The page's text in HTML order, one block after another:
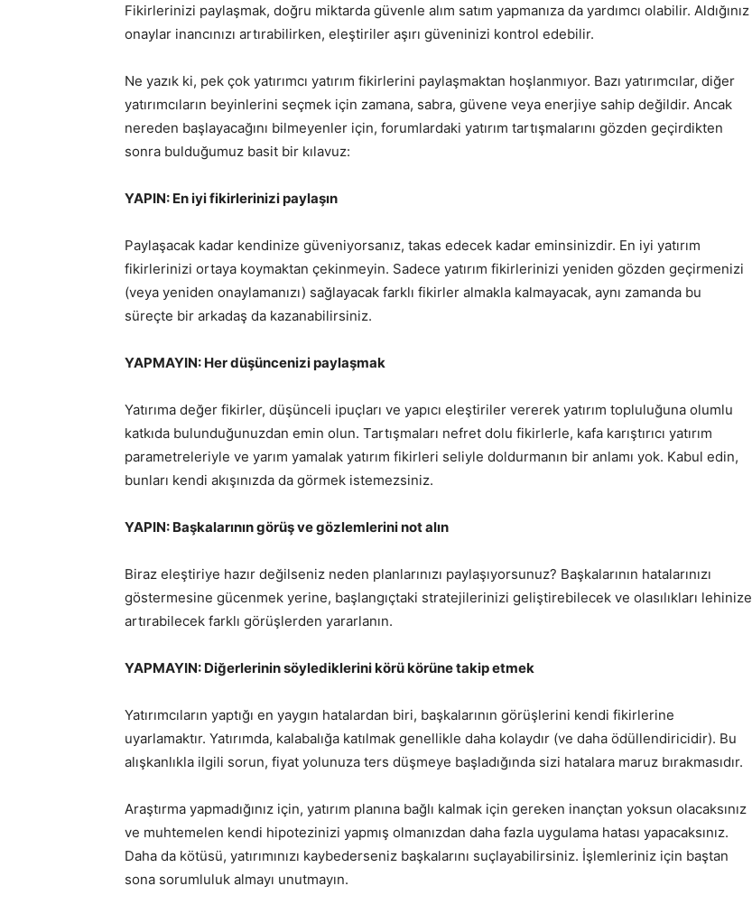
Fikirlerinizi paylaşmak, doğru miktarda güvenle alım satım yapmanıza da yardımcı olabilir. Aldığınız
onaylar inancınızı artırabilirken, eleştiriler aşırı güveninizi kontrol edebilir.
Ne yazık ki, pek çok yatırımcı yatırım fikirlerini paylaşmaktan hoşlanmıyor. Bazı yatırımcılar, diğer
yatırımcıların beyinlerini seçmek için zamana, sabra, güvene veya enerjiye sahip değildir. Ancak
nereden başlayacağını bilmeyenler için, forumlardaki yatırım tartışmalarını gözden geçirdikten
sonra bulduğumuz basit bir kılavuz:
YAPIN: En iyi fikirlerinizi paylaşın
Paylaşacak kadar kendinize güveniyorsanız, takas edecek kadar eminsinizdir. En iyi yatırım
fikirlerinizi ortaya koymaktan çekinmeyin. Sadece yatırım fikirlerinizi yeniden gözden geçirmenizi
(veya yeniden onaylamanızı) sağlayacak farklı fikirler almakla kalmayacak, aynı zamanda bu
süreçte bir arkadaş da kazanabilirsiniz.
YAPMAYIN: Her düşüncenizi paylaşmak
Yatırıma değer fikirler, düşünceli ipuçları ve yapıcı eleştiriler vererek yatırım topluluğuna olumlu
katkıda bulunduğunuzdan emin olun. Tartışmaları nefret dolu fikirlerle, kafa karıştırıcı yatırım
parametreleriyle ve yarım yamalak yatırım fikirleri seliyle doldurmanın bir anlamı yok. Kabul edin,
bunları kendi akışınızda da görmek istemezsiniz.
YAPIN: Başkalarının görüş ve gözlemlerini not alın
Biraz eleştiriye hazır değilseniz neden planlarınızı paylaşıyorsunuz? Başkalarının hatalarınızı
göstermesine gücenmek yerine, başlangıçtaki stratejilerinizi geliştirebilecek ve olasılıkları lehinize
artırabilecek farklı görüşlerden yararlanın.
YAPMAYIN: Diğerlerinin söylediklerini körü körüne takip etmek
Yatırımcıların yaptığı en yaygın hatalardan biri, başkalarının görüşlerini kendi fikirlerine
uyarlamaktır. Yatırımda, kalabalığa katılmak genellikle daha kolaydır (ve daha ödüllendiricidir). Bu
alışkanlıkla ilgili sorun, fiyat yolunuza ters düşmeye başladığında sizi hatalara maruz bırakmasıdır.
Araştırma yapmadığınız için, yatırım planına bağlı kalmak için gereken inançtan yoksun olacaksınız
ve muhtemelen kendi hipotezinizi yapmış olmanızdan daha fazla uygulama hatası yapacaksınız.
Daha da kötüsü, yatırımınızı kaybederseniz başkalarını suçlayabilirsiniz. İşlemleriniz için baştan
sona sorumluluk almayı unutmayın.